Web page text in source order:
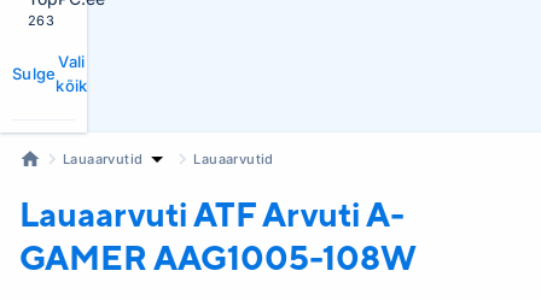
263
Sulge
Vali
kõik
Lauaarvutid Lauaarvutid
Lauaarvuti ATFArvuti A-
GAMER AAG1005-108W